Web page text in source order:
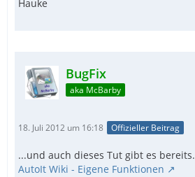
Hauke
BugFix
aka McBarby
18. Juli 2012 um 16:18 Offizieller Beitrag
...und auch dieses Tut gibt es bereits.
AutoIt Wiki - Eigene Funktionen